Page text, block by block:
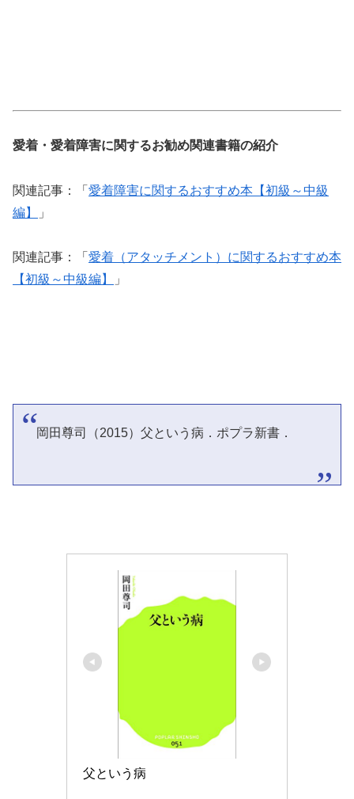
愛着・愛着障害に関するお勧め関連書籍の紹介
関連記事：「 愛着障害に関するおすすめ本【初級～中級
編】
」
関連記事：「 愛着（アタッチメント）に関するおすすめ本
【初級～中級編】
」
岡田尊司（2015）父という病．ポプラ新書．
父という病